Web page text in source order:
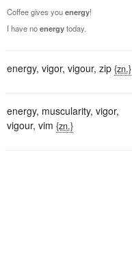
Coffee gives youenergy!
I have noenergytoday.
energy, vigor, vigour, zip {zn.}
energy, muscularity, vigor,
vigour, vim {zn.}